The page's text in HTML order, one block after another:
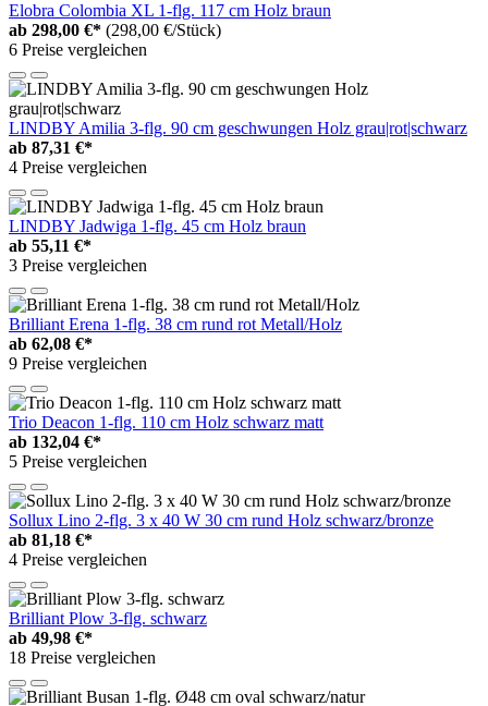
Elobra Colombia XL 1-flg. 117 cm Holz braun
ab 298,00 €* (298,00 €/Stück)
6 Preise vergleichen
LINDBY Amilia 3-flg. 90 cm geschwungen Holz grau|rot|schwarz
ab 87,31 €*
4 Preise vergleichen
LINDBY Jadwiga 1-flg. 45 cm Holz braun
ab 55,11 €*
3 Preise vergleichen
Brilliant Erena 1-flg. 38 cm rund rot Metall/Holz
ab 62,08 €*
9 Preise vergleichen
Trio Deacon 1-flg. 110 cm Holz schwarz matt
ab 132,04 €*
5 Preise vergleichen
Sollux Lino 2-flg. 3 x 40 W 30 cm rund Holz schwarz/bronze
ab 81,18 €*
4 Preise vergleichen
Brilliant Plow 3-flg. schwarz
ab 49,98 €*
18 Preise vergleichen